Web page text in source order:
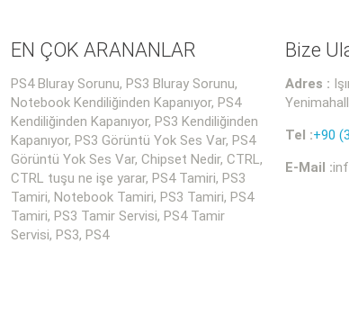
EN ÇOK ARANANLAR
PS4 Bluray Sorunu, PS3 Bluray Sorunu,
Notebook Kendiliğinden Kapanıyor, PS4
Kendiliğinden Kapanıyor, PS3 Kendiliğinden
Kapanıyor, PS3 Görüntü Yok Ses Var, PS4
Görüntü Yok Ses Var, Chipset Nedir, CTRL,
CTRL tuşu ne işe yarar, PS4 Tamiri, PS3
Tamiri, Notebook Tamiri, PS3 Tamiri, PS4
Tamiri, PS3 Tamir Servisi, PS4 Tamir
Servisi, PS3, PS4
Bize
Adres :
Tel :+90
E-Mail :